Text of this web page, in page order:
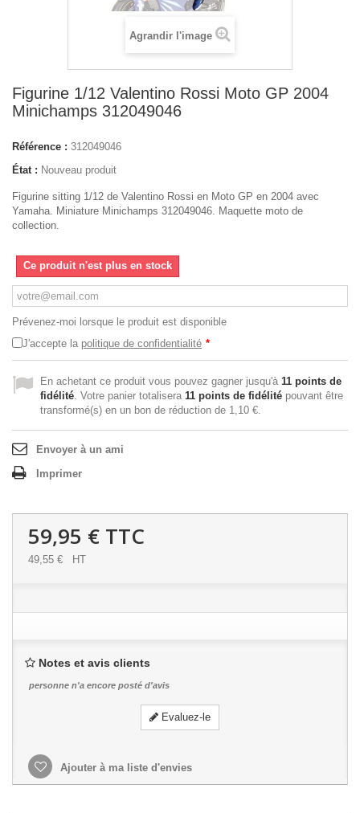
Agrandir l'image
Figurine 1/12 Valentino Rossi Moto GP 2004
Minichamps 312049046
Référence : 312049046
État : Nouveau produit
Figurine sitting 1/12 de Valentino Rossi en Moto GP en 2004 avec
Yamaha. Miniature Minichamps 312049046. Maquette moto de
collection.
Ce produit n'est plus en stock
Prévenez-moi lorsque le produit est disponible
J'accepte la politique de confidentialité *
En achetant ce produit vous pouvez gagner jusqu'à 11 points de
fidélité. Votre panier totalisera 11 points de fidélité pouvant être
transformé(s) en un bon de réduction de 1,10 €.
Envoyer à un ami
Imprimer
59,95 € TTC
49,55 € HT
Notes et avis clients
personne n'a encore posté d'avis
Evaluez-le
Ajouter à ma liste d'envies